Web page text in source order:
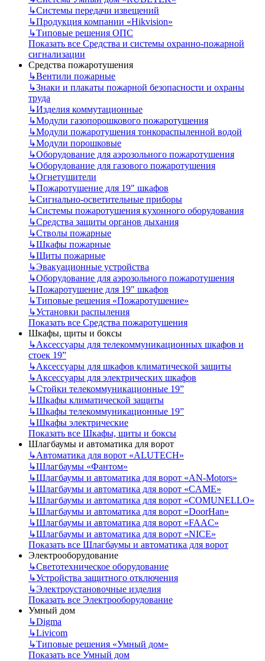
↳Системы передачи извещений
↳Продукция компании «Hikvision»
↳Типовые решения ОПС
Показать все Средства и системы охранно-пожарной
сигнализации
Средства пожаротушения
↳Вентили пожарные
↳Знаки и плакаты пожарной безопасности и охраны
труда
↳Изделия коммутационные
↳Модули газопорошкового пожаротушения
↳Модули пожаротушения тонкораспыленной водой
↳Модули порошковые
↳Оборудование для аэрозольного пожаротушения
↳Оборудование для газового пожаротушения
↳Огнетушители
↳Пожаротушение для 19" шкафов
↳Сигнально-осветительные приборы
↳Системы пожаротушения кухонного оборудования
↳Средства защиты органов дыхания
↳Стволы пожарные
↳Шкафы пожарные
↳Щиты пожарные
↳Эвакуационные устройства
↳Оборудование для аэрозольного пожаротушения
↳Пожаротушение для 19" шкафов
↳Типовые решения «Пожаротушение»
↳Установки распыления
Показать все Средства пожаротушения
Шкафы, щиты и боксы
↳Аксессуары для телекоммуникационных шкафов и
стоек 19”
↳Аксессуары для шкафов климатической защиты
↳Аксессуары для электрических шкафов
↳Стойки телекоммуникационные 19”
↳Шкафы климатической защиты
↳Шкафы телекоммуникационные 19”
↳Шкафы электрические
Показать все Шкафы, щиты и боксы
Шлагбаумы и автоматика для ворот
↳Автоматика для ворот «ALUTECH»
↳Шлагбаумы «Фантом»
↳Шлагбаумы и автоматика для ворот «AN-Motors»
↳Шлагбаумы и автоматика для ворот «CAME»
↳Шлагбаумы и автоматика для ворот «COMUNELLO»
↳Шлагбаумы и автоматика для ворот «DoorHan»
↳Шлагбаумы и автоматика для ворот «FAAC»
↳Шлагбаумы и автоматика для ворот «NICE»
Показать все Шлагбаумы и автоматика для ворот
Электрооборудование
↳Светотехническое оборудование
↳Устройства защитного отключения
↳Электроустановочные изделия
Показать все Электрооборудование
Умный дом
↳Digma
↳Livicom
↳Типовые решения «Умный дом»
Показать все Умный дом